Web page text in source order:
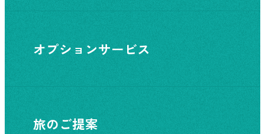
オプションサービス
旅のご提案